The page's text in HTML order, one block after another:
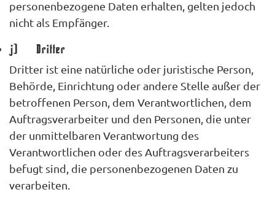
personenbezogene Daten erhalten, gelten jedoch
nicht als Empfänger.
j) Dritter
Dritter ist eine natürliche oder juristische Person,
Behörde, Einrichtung oder andere Stelle außer der
betroffenen Person, dem Verantwortlichen, dem
Auftragsverarbeiter und den Personen, die unter
der unmittelbaren Verantwortung des
Verantwortlichen oder des Auftragsverarbeiters
befugt sind, die personenbezogenen Daten zu
verarbeiten.